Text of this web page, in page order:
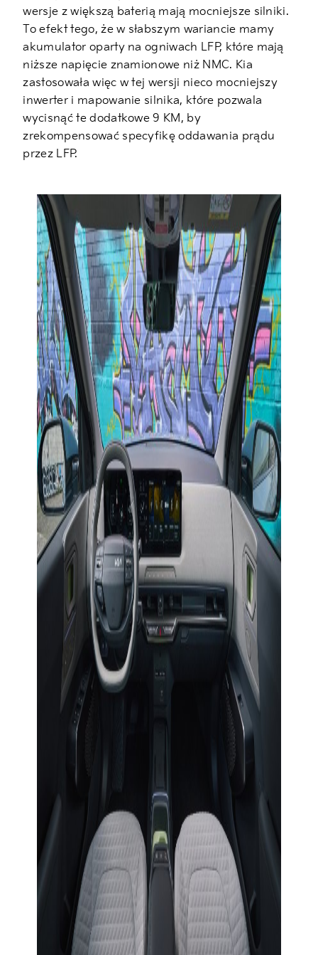
wersje z większą baterią mają mocniejsze silniki.
To efekt tego, że w słabszym wariancie mamy
akumulator oparty na ogniwach LFP, które mają
niższe napięcie znamionowe niż NMC. Kia
zastosowała więc w tej wersji nieco mocniejszy
inwerter i mapowanie silnika, które pozwala
wycisnąć te dodatkowe 9 KM, by
zrekompensować specyfikę oddawania prądu
przez LFP.